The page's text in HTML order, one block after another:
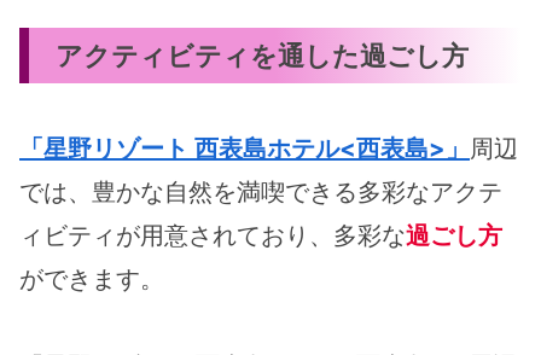
アクティビティを通した過ごし方
「星野リゾート 西表島ホテル<西表島>」 周辺
では、豊かな自然を満喫できる多彩なアクテ
ィビティが用意されており、多彩な過ごし方
ができます。